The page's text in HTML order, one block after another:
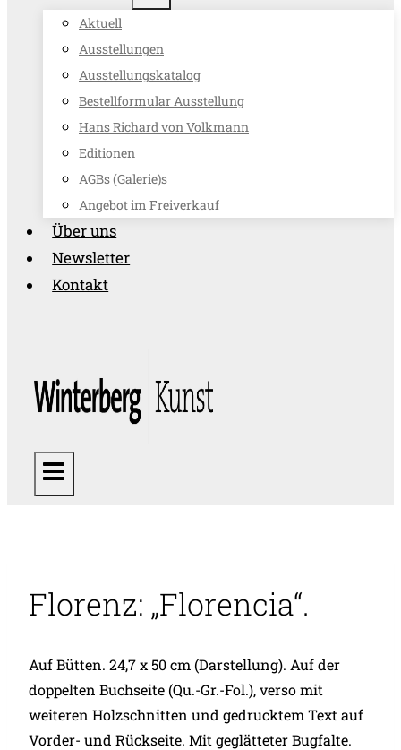
Aktuell
Ausstellungen
Ausstellungskatalog
Bestellformular Ausstellung
Hans Richard von Volkmann
Editionen
AGBs (Galerie)s
Angebot im Freiverkauf
Über uns
Newsletter
Kontakt
Florenz: „Florencia“.
Auf Bütten. 24,7 x 50 cm (Darstellung). Auf der
doppelten Buchseite (Qu.-Gr.-Fol.), verso mit
weiteren Holzschnitten und gedrucktem Text auf
Vorder- und Rückseite. Mit geglätteter Bugfalte.